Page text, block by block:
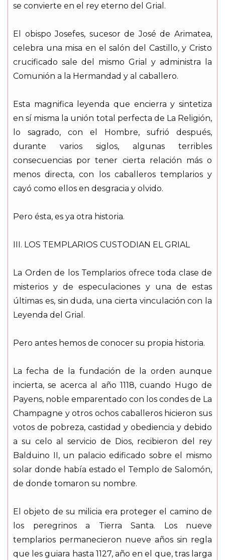
se convierte en el rey eterno del Grial.
El obispo Josefes, sucesor de José de Arimatea,
celebra una misa en el salón del Castillo, y Cristo
crucificado sale del mismo Grial y administra la
Comunión a la Hermandad y al caballero.
Esta magnifica leyenda que encierra y sintetiza
en sí misma la unión total perfecta de La Religión,
lo sagrado, con el Hombre, sufrió después,
durante varios siglos, algunas terribles
consecuencias por tener cierta relación más o
menos directa, con los caballeros templarios y
cayó como ellos en desgracia y olvido.
Pero ésta, es ya otra historia.
III. LOS TEMPLARIOS CUSTODIAN EL GRIAL
La Orden de los Templarios ofrece toda clase de
misterios y de especulaciones y una de estas
últimas es, sin duda, una cierta vinculación con la
Leyenda del Grial.
Pero antes hemos de conocer su propia historia.
La fecha de la fundación de la orden aunque
incierta, se acerca al año 1118, cuando Hugo de
Payens, noble emparentado con los condes de La
Champagne y otros ochos caballeros hicieron sus
votos de pobreza, castidad y obediencia y debido
a su celo al servicio de Dios, recibieron del rey
Balduino II, un palacio edificado sobre el mismo
solar donde había estado el Templo de Salomón,
de donde tomaron su nombre.
El objeto de su milicia era proteger el camino de
los peregrinos a Tierra Santa. Los nueve
templarios permanecieron nueve años sin regla
que les guiara hasta 1127, año en el que, tras larga